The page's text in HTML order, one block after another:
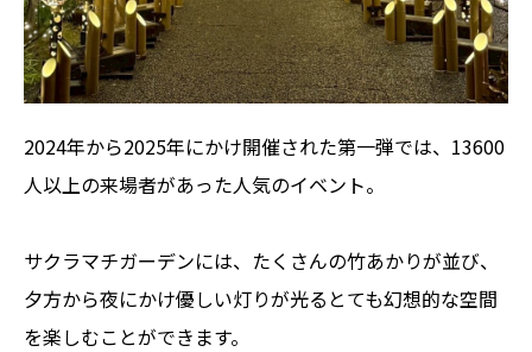
2024年から2025年にかけ開催された第一弾では、13600
人以上の来場者があった人気のイベント。
サクラマチガーデンには、たくさんの竹あかりが並び、
夕方から夜にかけ優しい灯りが光るとても幻想的な空間
を楽しむことができます。